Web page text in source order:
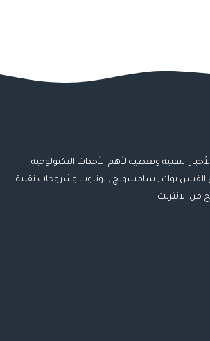
التقنية وتغطية لأهم الأحداث التكنولوجية
الفيس بوك , سامسونج , يوتيوب وشروحات تقنية
من الانترنت